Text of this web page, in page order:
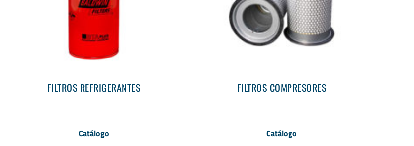
FILTROS REFRIGERANTES
Catálogo
FILTROS COMPRESORES
Catálogo